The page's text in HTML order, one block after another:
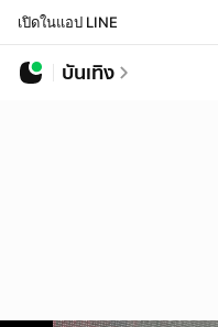
เปิดในแอป LINE
บันเทิง